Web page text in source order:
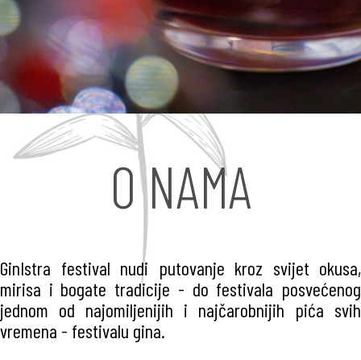
O NAMA
GinIstra festival nudi putovanje kroz svijet okusa,
mirisa i bogate tradicije - do festivala posvećenog
jednom od najomiljenijih i najčarobnijih pića svih
vremena - festivalu gina.